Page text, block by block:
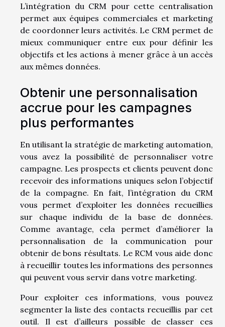
L’intégration du CRM pour cette centralisation
permet aux équipes commerciales et marketing
de coordonner leurs activités. Le CRM permet de
mieux communiquer entre eux pour définir les
objectifs et les actions à mener grâce à un accès
aux mêmes données.
Obtenir une personnalisation
accrue pour les campagnes
plus performantes
En utilisant la stratégie de marketing automation,
vous avez la possibilité de personnaliser votre
campagne. Les prospects et clients peuvent donc
recevoir des informations uniques selon l’objectif
de la compagne. En fait, l’intégration du CRM
vous permet d’exploiter les données recueillies
sur chaque individu de la base de données.
Comme avantage, cela permet d’améliorer la
personnalisation de la communication pour
obtenir de bons résultats. Le RCM vous aide donc
à recueillir toutes les informations des personnes
qui peuvent vous servir dans votre marketing.
Pour exploiter ces informations, vous pouvez
segmenter la liste des contacts recueillis par cet
outil. Il est d’ailleurs possible de classer ces